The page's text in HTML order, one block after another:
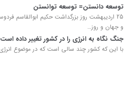
توسعه‌ دانستن= توسعه توانستن
25 اردیبهشت روز بزرگداشت حکیم ابوالقاسم
و جهان و روز…
جنگ نگاه به انرژی را در کشور تغییر داده است
با این که کشور چند سالی است که در موضوع انرژی